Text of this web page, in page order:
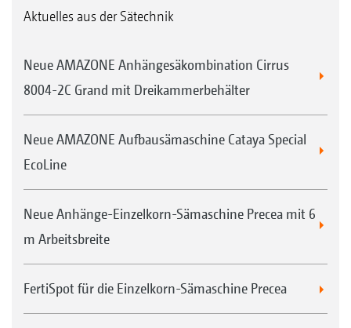
Aktuelles aus der Sätechnik
Neue AMAZONE Anhängesäkombination Cirrus
8004-2C Grand mit Dreikammerbehälter
Neue AMAZONE Aufbausämaschine Cataya Special
EcoLine
Neue Anhänge-Einzelkorn-Sämaschine Precea mit 6
m Arbeitsbreite
FertiSpot für die Einzelkorn-Sämaschine Precea